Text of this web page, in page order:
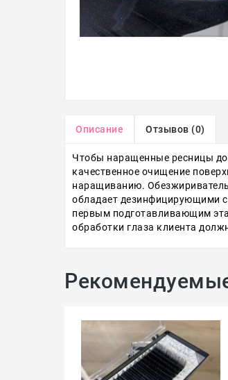
Описание Отзывов (0)
Чтобы наращенные ресницы
качественное очищение
наращиванию.
обладает дезинфицирующими
первым подготавливающим
обработки глаза клиента